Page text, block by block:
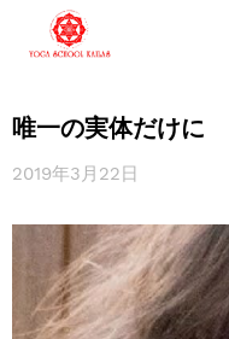
唯一の実体だけに
2019年3月22日